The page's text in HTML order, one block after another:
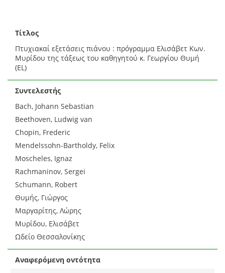
Τίτλος
Πτυχιακαί εξετάσεις πιάνου : πρόγραμμα Ελισάβετ Κων.
Μυρίδου της τάξεως του καθηγητού κ. Γεωργίου Θυμή
(EL)
Συντελεστής
Bach, Johann Sebastian
Beethoven, Ludwig van
Chopin, Frederic
Mendelssohn-Bartholdy, Felix
Moscheles, Ignaz
Rachmaninov, Sergei
Schumann, Robert
Θυμής, Γιώργος
Μαργαρίτης, Λώρης
Μυρίδου, Ελισάβετ
Ωδείο Θεσσαλονίκης
Αναφερόμενη οντότητα